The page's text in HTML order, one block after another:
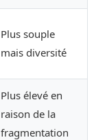
Plus souple
mais diversité
Plus élevé en
raison de la
fragmentation